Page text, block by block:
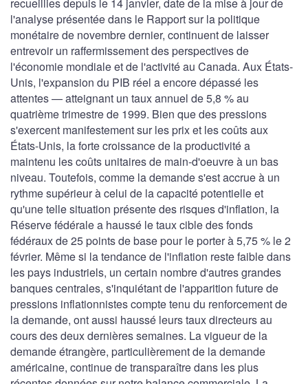
l'analyse présentée dans le Rapport sur la politique
monétaire de novembre dernier, continuent de laisser
entrevoir un raffermissement des perspectives de
l'économie mondiale et de l'activité au Canada. Aux États-
Unis, l'expansion du PIB réel a encore dépassé les
attentes — atteignant un taux annuel de 5,8 % au
quatrième trimestre de 1999. Bien que des pressions
s'exercent manifestement sur les prix et les coûts aux
États-Unis, la forte croissance de la productivité a
maintenu les coûts unitaires de main-d'oeuvre à un bas
niveau. Toutefois, comme la demande s'est accrue à un
rythme supérieur à celui de la capacité potentielle et
qu'une telle situation présente des risques d'inflation, la
Réserve fédérale a haussé le taux cible des fonds
fédéraux de 25 points de base pour le porter à 5,75 % le 2
février. Même si la tendance de l'inflation reste faible dans
les pays industriels, un certain nombre d'autres grandes
banques centrales, s'inquiétant de l'apparition future de
pressions inflationnistes compte tenu du renforcement de
la demande, ont aussi haussé leurs taux directeurs au
cours des deux dernières semaines. La vigueur de la
demande étrangère, particulièrement de la demande
américaine, continue de transparaître dans les plus